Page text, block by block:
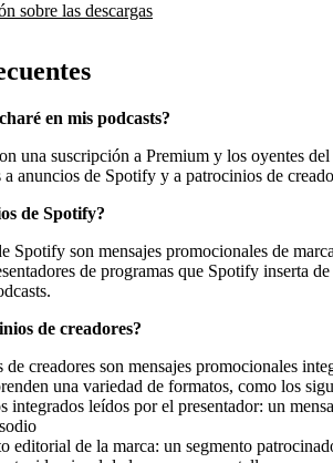
sobre las descargas
en mis podcasts?
una suscripción a Premium y los oyentes
a anuncios de Spotify y a patrocinios de
de Spotify?
Spotify son mensajes promocionales de
de programas que Spotify inserta
de creadores?
creadores son mensajes promocionales
una variedad de formatos, como los
integrados leídos por el presentador: un
editorial de la marca: un segmento